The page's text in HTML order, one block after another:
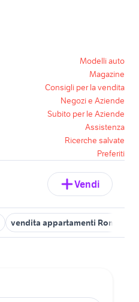
Modelli auto
Magazine
Consigli per la vendita
Negozi e Aziende
Subito per le Aziende
Assistenza
Ricerche salvate
Preferiti
Vendi
vendita appartamenti Romano